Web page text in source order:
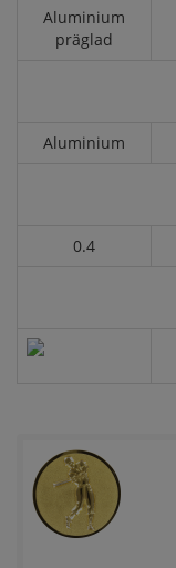
Aluminium
präglad
Aluminium
0.4